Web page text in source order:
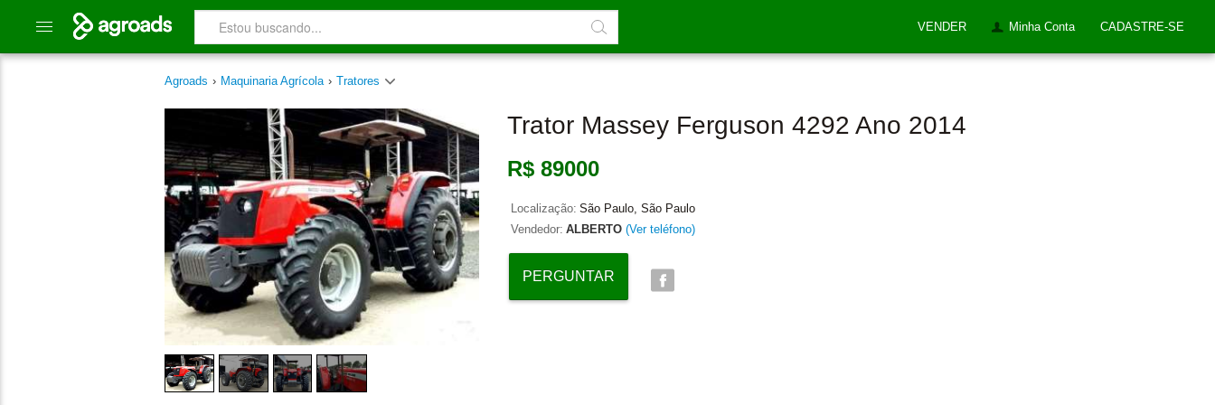
VENDER Minha Conta CADASTRE-SE
Agroads › Maquinaria Agrícola › Tratores
Trator Massey Ferguson 4292 Ano 2014
R$ 89000
Localização: São Paulo, São Paulo
Vendedor: ALBERTO (Ver teléfono)
PERGUNTAR